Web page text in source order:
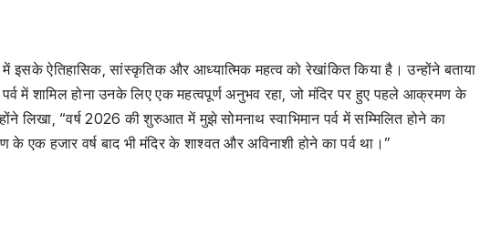
इसके ऐतिहासिक, सांस्कृतिक और आध्यात्मिक महत्व को रेखांकित किया है। उन्होंने बताया
में शामिल होना उनके लिए एक महत्वपूर्ण अनुभव रहा, जो मंदिर पर हुए पहले आक्रमण के
लिखा, “वर्ष 2026 की शुरुआत में मुझे सोमनाथ स्वाभिमान पर्व में सम्मिलित होने का
एक हजार वर्ष बाद भी मंदिर के शाश्वत और अविनाशी होने का पर्व था।”